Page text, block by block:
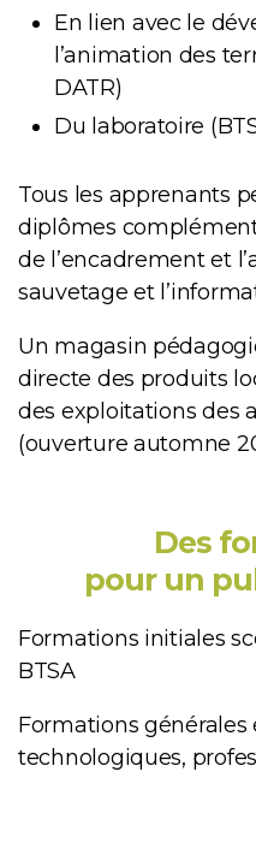
En lien avec le
l’animation des
DATR)
Du laboratoire
Tous les apprenants
diplômes
de l’encadrement et
sauvetage et
Un magasin
directe des produits
des exploitations des
(ouverture automne
Des
pour un
Formations initiales
BTSA
Formations générales
technologiques,